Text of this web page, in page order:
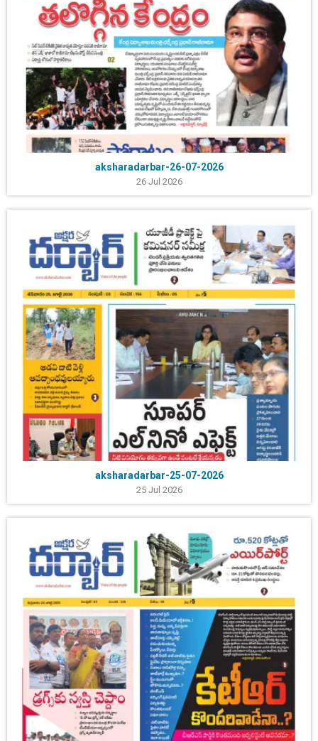
aksharadarbar-26-07-2026
26 Jul 2026
aksharadarbar-25-07-2026
25 Jul 2026